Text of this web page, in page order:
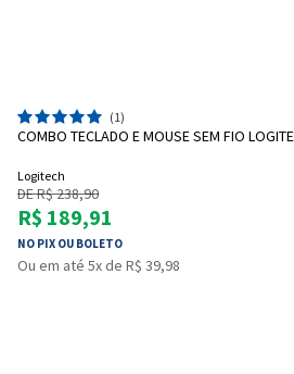
(1)
COMBO TECLADO E MOUSE SEM FIO
Logitech
DE R$ 238,90
R$ 189,91
NO PIX OU BOLETO
Ou em até 5x de R$ 39,98